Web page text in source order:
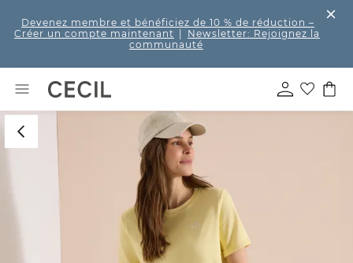
Devenez membre et bénéficiez de 10 % de réduction –
Créer un compte maintenant
Newsletter: Rejoignez la
communauté